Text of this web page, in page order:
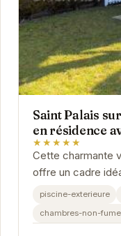
Saint Palais
en résidence
★★★★★
Cette charmante
offre un cadre
Profitez de la
piscine-exterieure
chambres-non-